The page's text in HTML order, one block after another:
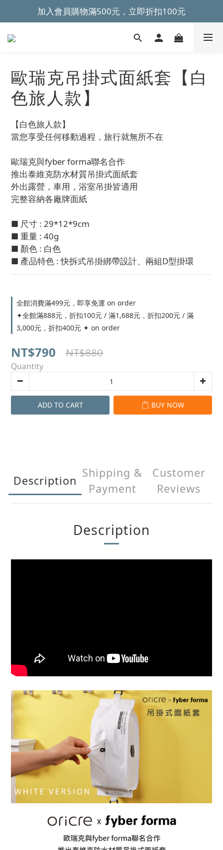
~全館滿499元免運~
加入會員購物滿500元，立即折扣100元
~全館滿499元免運~
歐瑞克吊掛式面紙套【白
色旅人款】
【白色旅人款】
當您享受任何移動過程，旅行就無所不在
歐瑞克與fyber forma聯名合作
推出泰維克防水材質吊掛式面紙套
外出露營，車用，浴室吊掛皆適用
完整容納各廠牌面紙
■ 尺寸 : 29*12*9cm
■ 重量 : 40g
■ 顏色 : 白色
■ 產品特色 : 快拆式吊掛綁帶設計、兩組D型掛環
全館消費滿499元，即享免運 on order
✦全館滿888元，折扣100元 / 滿1,688元，折扣200元 / 滿
3,000元，折扣400元 ✦ on order
NT$790 NT$880
Quantity
ADD TO CART BUY NOW
Description
Shipping &
Payment
Customer
Reviews
Description